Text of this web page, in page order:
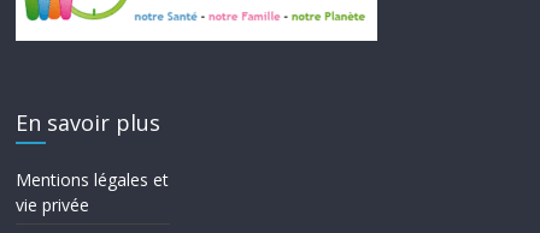
En savoir plus
Mentions légales et
vie privée